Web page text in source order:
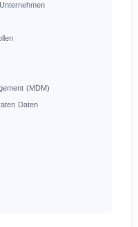
(MDM)
Daten